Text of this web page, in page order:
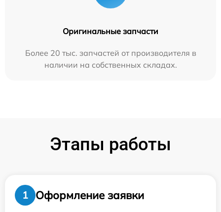
Оригинальные запчасти
Более 20 тыс. запчастей от производителя в
наличии на собственных складах.
Этапы работы
1
Оформление заявки